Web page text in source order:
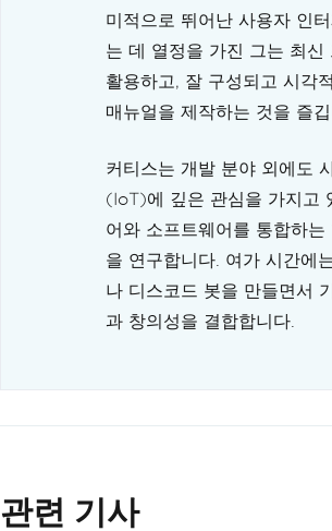
미적으로 뛰어난 사용자 인
는 데 열정을 가진 그는 최신
활용하고, 잘 구성되고 시각
매뉴얼을 제작하는 것을 즐깁
커티스는 개발 분야 외에도
(IoT)에 깊은 관심을 가지고
어와 소프트웨어를 통합하는
을 연구합니다. 여가 시간에
나 디스코드 봇을 만들면서
과 창의성을 결합합니다.
관련 기사